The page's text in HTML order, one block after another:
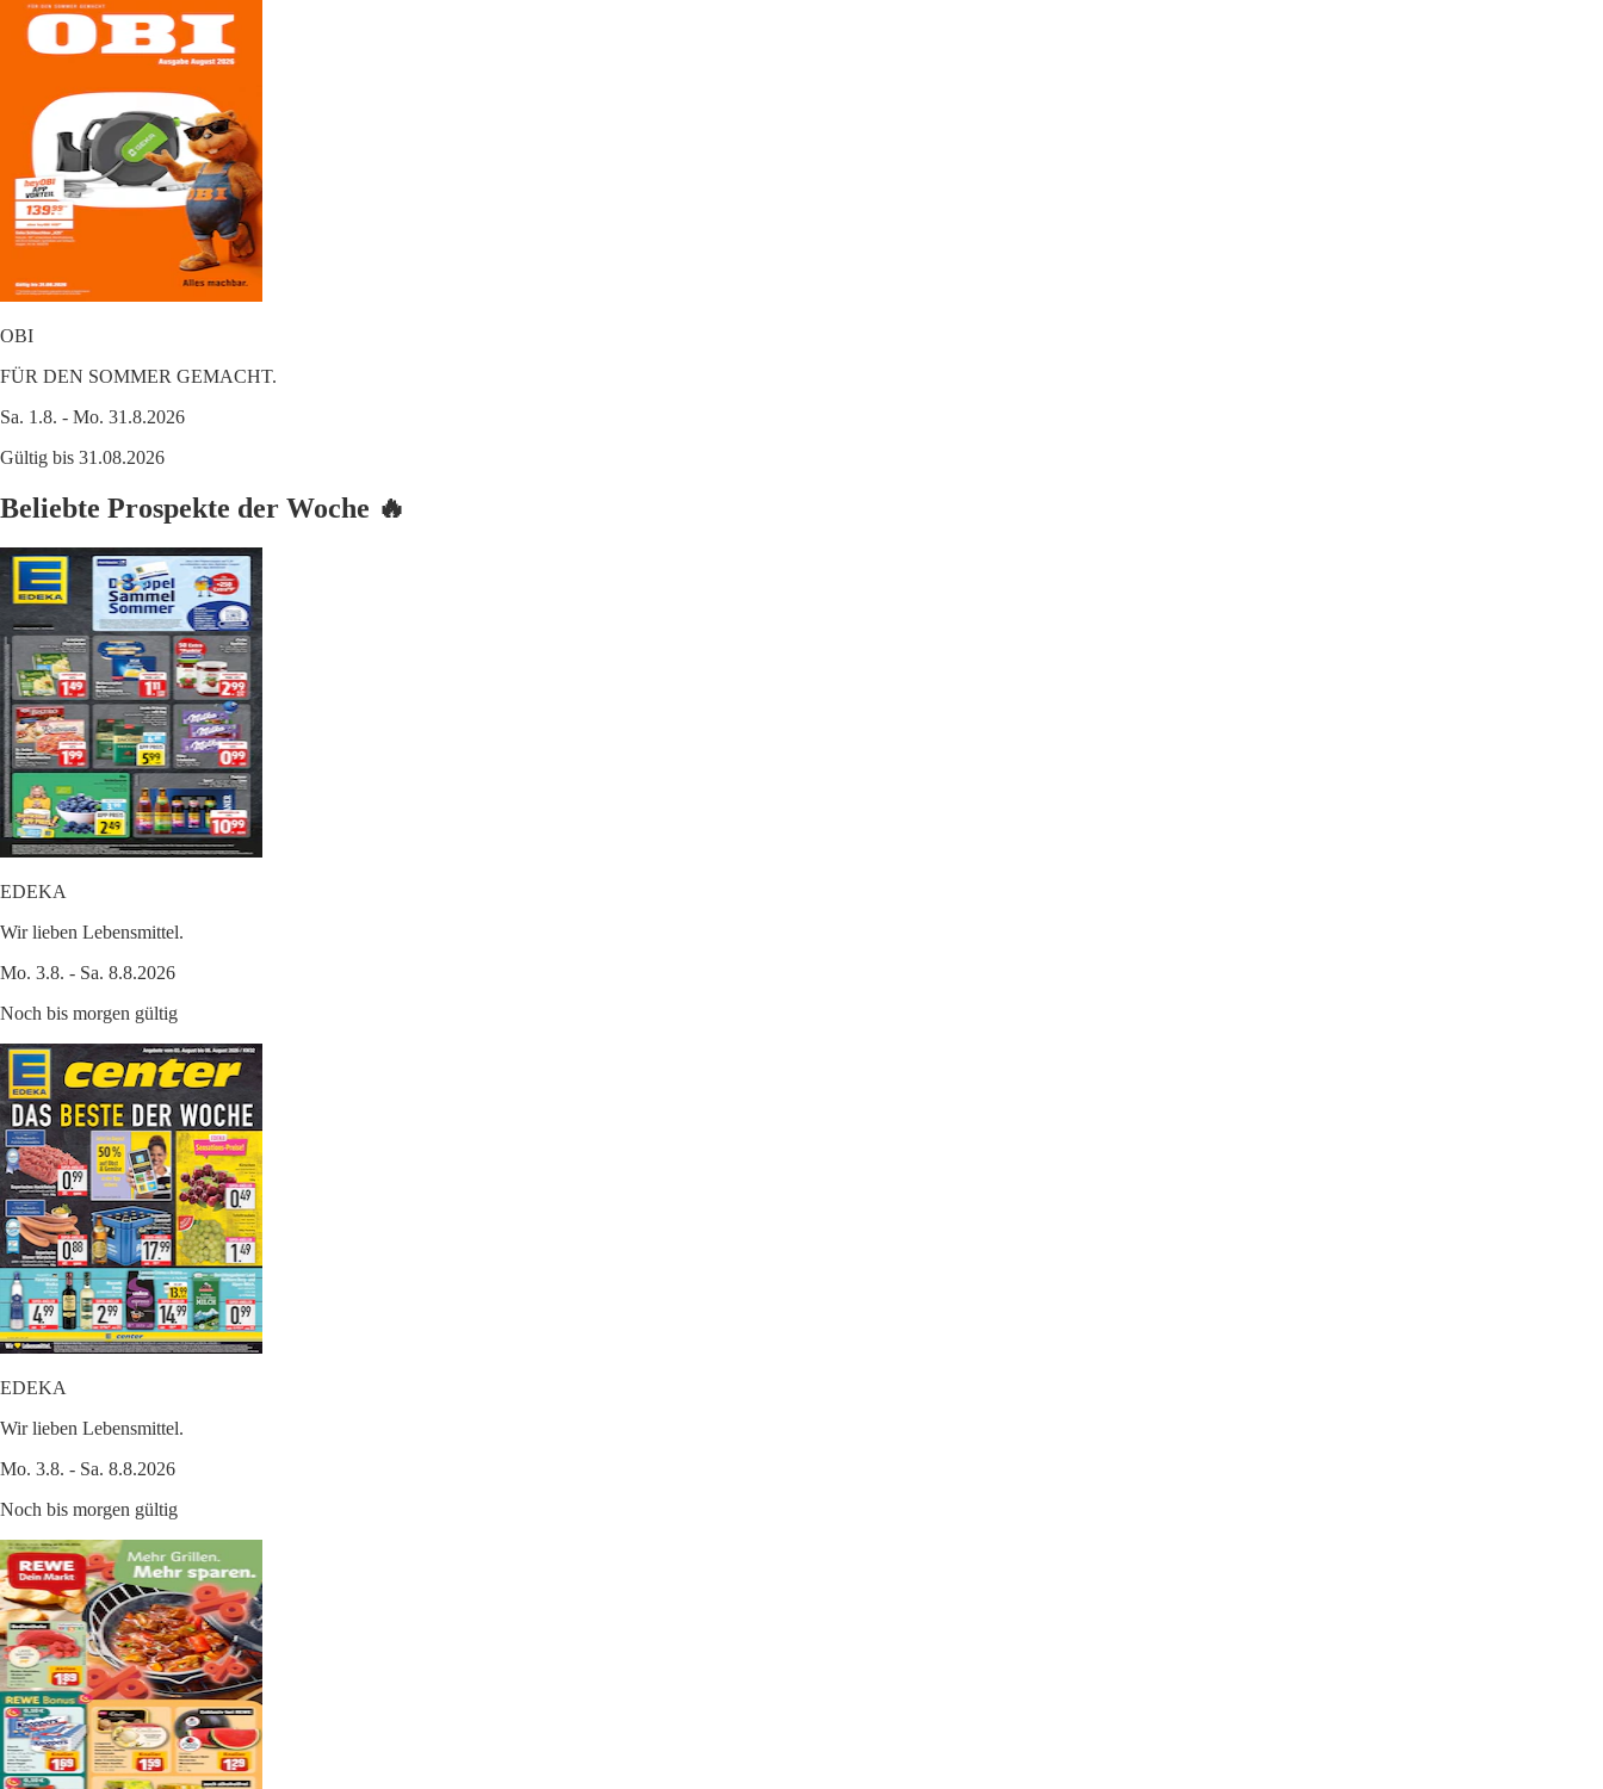
OBI
FÜR DEN SOMMER GEMACHT.
Sa. 1.8. - Mo. 31.8.2026
Gültig bis 31.08.2026
Beliebte Prospekte der Woche 🔥
EDEKA
Wir lieben Lebensmittel.
Mo. 3.8. - Sa. 8.8.2026
Noch bis morgen gültig
EDEKA
Wir lieben Lebensmittel.
Mo. 3.8. - Sa. 8.8.2026
Noch bis morgen gültig